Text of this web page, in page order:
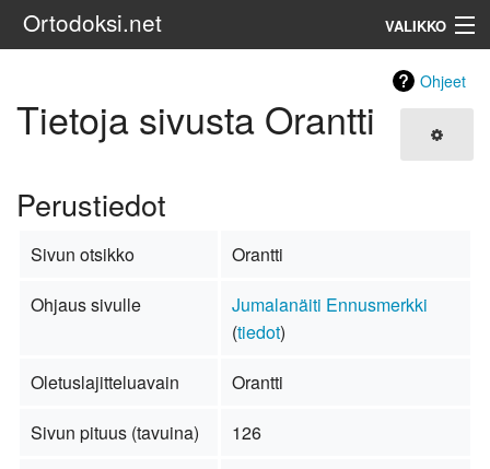
Ortodoksi.net VALIKKO
Haku
Ohjeet
Tietoja sivusta Orantti
Perustiedot
Sivun otsikko
Orantti
Ohjaus sivulle
Jumalanäiti Ennusmerkki
(tiedot)
Oletuslajitteluavain
Orantti
Sivun pituus (tavuina)
126